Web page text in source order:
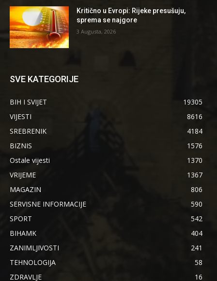
Kritično u Evropi: Rijeke presušuju,
sprema se najgore
3 Augusta, 2026
SVE KATEGORIJE
BIH I SVIJET
19305
VIJESTI
8616
SREBRENIK
4184
BIZNIS
1576
Ostale vijesti
1370
VRIJEME
1367
MAGAZIN
806
SERVISNE INFORMACIJE
590
SPORT
542
BIHAMK
404
ZANIMLJIVOSTI
241
TEHNOLOGIJA
58
ZDRAVLJE
16